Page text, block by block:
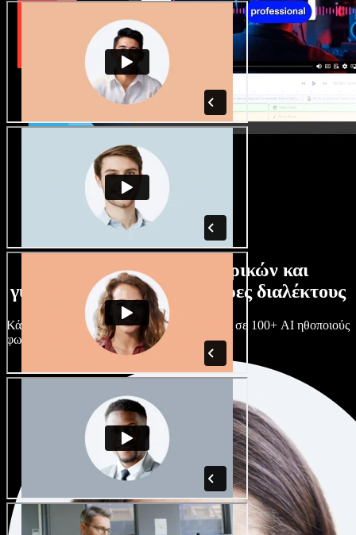
Τεράστια συλλογή ανδρικών και
γυναικείων φωνών με άπειρες διαλέκτους
Κάθε έργο είναι μοναδικό. Διάλεξε ανάμεσα σε 100+ AI ηθοποιούς
φωνής & διαλέκτους και κάν’ τους όπως θες.